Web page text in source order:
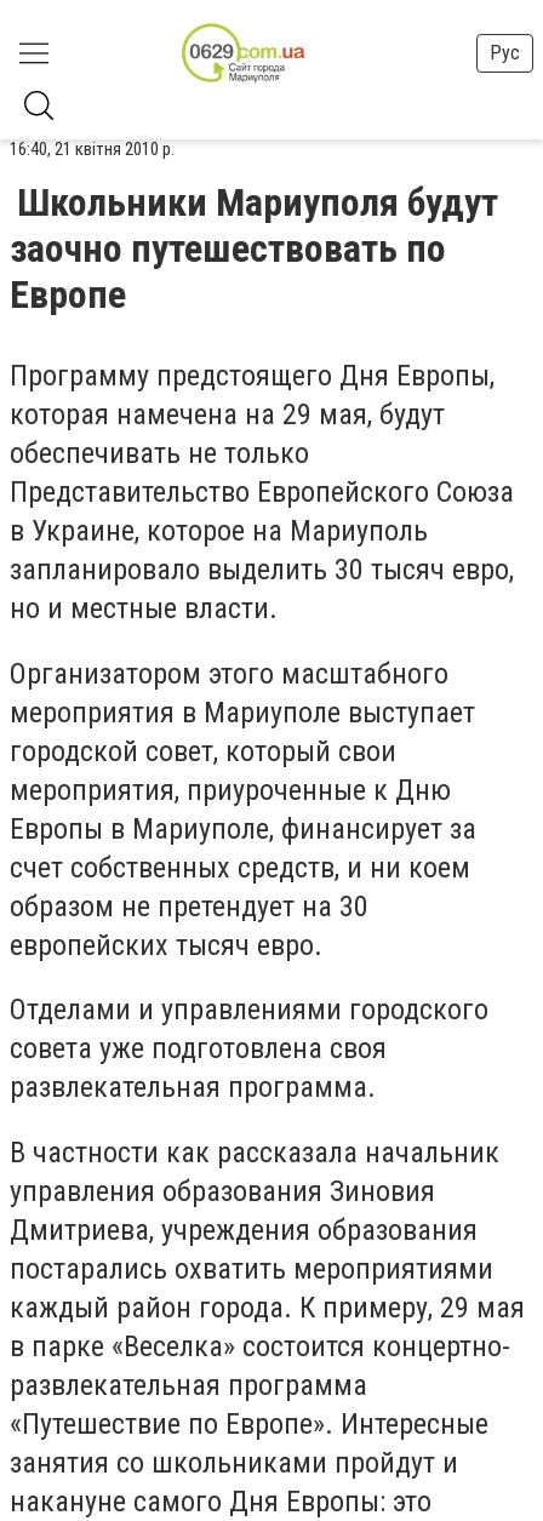
Рус
16:40, 21 квітня 2010 р.
Школьники Мариуполя будут
заочно путешествовать по
Европе
Программу предстоящего Дня Европы,
которая намечена на 29 мая, будут
обеспечивать не только
Представительство Европейского Союза
в Украине, которое на Мариуполь
запланировало выделить 30 тысяч евро,
но и местные власти.
Организатором этого масштабного
мероприятия в Мариуполе выступает
городской совет, который свои
мероприятия, приуроченные к Дню
Европы в Мариуполе, финансирует за
счет собственных средств, и ни коем
образом не претендует на 30
европейских тысяч евро.
Отделами и управлениями городского
совета уже подготовлена своя
развлекательная программа.
В частности как рассказала начальник
управления образования Зиновия
Дмитриева, учреждения образования
постарались охватить мероприятиями
каждый район города. К примеру, 29 мая
в парке «Веселка» состоится концертно-
развлекательная программа
«Путешествие по Европе». Интересные
занятия со школьниками пройдут и
накануне самого Дня Европы: это